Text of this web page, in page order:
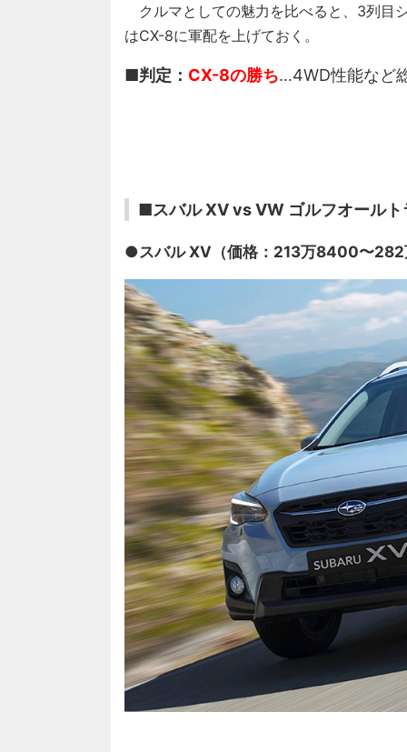
クルマとしての魅力を比べると、3列目
はCX-8に軍配を上げておく。
■判定： CX-8の勝ち…4WD性能など
■スバル XV vs VW ゴルフオールト
●スバル XV（価格：213万8400〜